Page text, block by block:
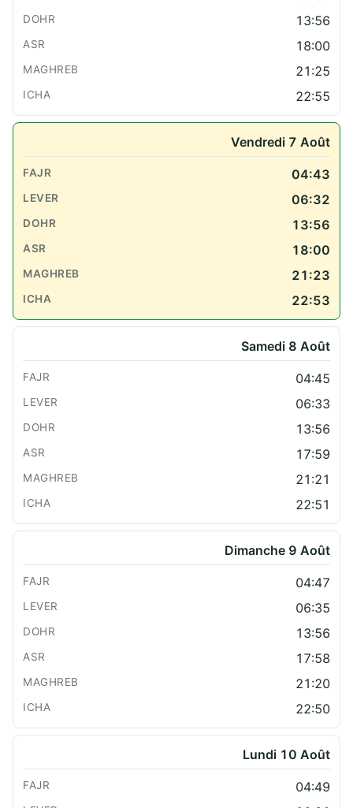
13:56
18:00
21:25
22:55
Vendredi 7 Août
04:43
06:32
13:56
18:00
21:23
22:53
Samedi 8 Août
04:45
06:33
13:56
17:59
21:21
22:51
Dimanche 9 Août
04:47
06:35
13:56
17:58
21:20
22:50
Lundi 10 Août
04:49